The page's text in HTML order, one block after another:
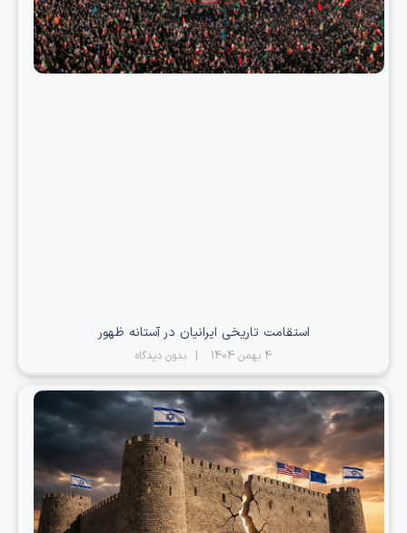
استقامت تاریخی ایرانیان در آستانه ظهور
4 بهمن 1404 بدون دیدگاه